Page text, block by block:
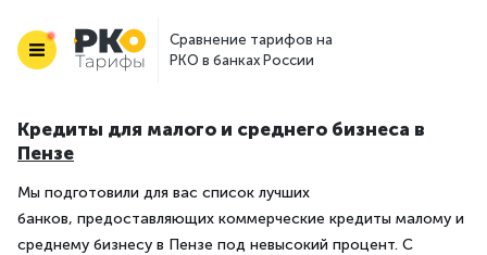
Сравнение тарифов на
РКО в банках России
Кредиты для малого и среднего бизнеса в
Пензе
Мы подготовили для вас список лучших
банков, предоставляющих коммерческие кредиты малому и
среднему бизнесу в Пензе под невысокий процент. С